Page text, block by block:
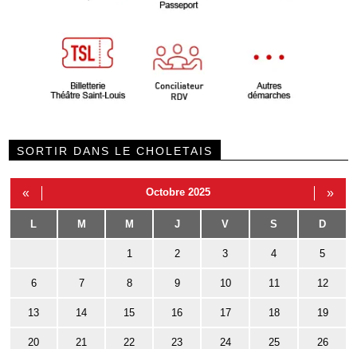
SORTIR DANS LE CHOLETAIS
« Octobre 2025 »
L M M J V S D
1 2 3 4 5
6 7 8 9 10 11 12
13 14 15 16 17 18 19
20 21 22 23 24 25 26